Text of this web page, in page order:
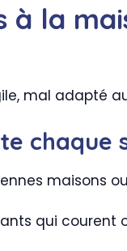
la
mal adapté
chaque
maisons
qui courent